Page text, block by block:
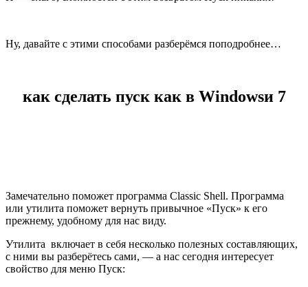
Ну, давайте с этими способами разберёмся поподробнее…
как сделать пуск как в Windowsи 7
Замечательно поможет программа Classic Shell. Программа
или утилита поможет вернуть привычное «Пуск» к его
прежнему, удобному для нас виду.
Утилита включает в себя несколько полезных составляющих,
с ними вы разберётесь сами, — а нас сегодня интересует
свойство для меню Пуск: